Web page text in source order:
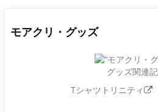
モアクリ・グッズ
グッズ関連
Tシャツトリニティ